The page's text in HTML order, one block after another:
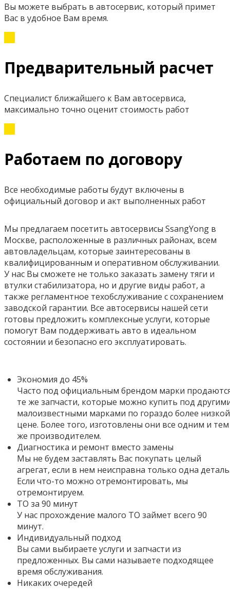
Вы можете выбрать в автосервис, который примет
Вас в удобное Вам время.
Предварительный расчет
Специалист ближайшего к Вам автосервиса,
максимально точно оценит стоимость работ
Работаем по договору
Все необходимые работы будут включены в
официальный договор и акт выполненных работ
Мы предлагаем посетить автосервисы SsangYong в
Москве, расположенные в различных районах, всем
автовладельцам, которые заинтересованы в
квалифицированным и оперативном обслуживании.
У нас Вы сможете не только заказать замену тяги и
втулки стабилизатора, но и другие виды работ, а
также регламентное техобслуживание с сохранением
заводской гарантии. Все автосервисы нашей сети
готовы предложить комплексные услуги, которые
помогут Вам поддерживать авто в идеальном
состоянии и безопасно его эксплуатировать.
Экономия до 45%
Часто под официальным брендом марки
те же запчасти, которые можно купить под
малоизвестными марками по гораздо более низкой
цене. Более того, изготовлены они все одним и тем
же производителем.
Диагностика и ремонт вместо замены
Мы не будем заставлять Вас покупать целый
агрегат, если в нем неисправна только одна
Если что-то можно отремонтировать, мы
отремонтируем.
ТО за 90 минут
У нас прохождение малого ТО займет всего 90
минут.
Индивидуальный подход
Вы сами выбираете услуги и запчасти из
предложенных. Вы сами называете подходящее
время обслуживания.
Никаких очередей